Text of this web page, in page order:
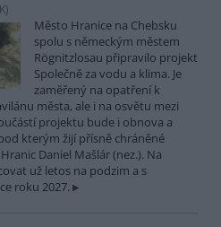
)
Město Hranice na Chebsku
spolu s německým městem
Rögnitzlosau připravilo projekt
Společně za vodu a klima. Je
zaměřený na opatření k
města, ale i na osvětu mezi
projektu bude i obnova a
kterým žijí přísně chráněné
Daniel Mašlár (nez.). Na
už letos na podzim a s
roku 2027.